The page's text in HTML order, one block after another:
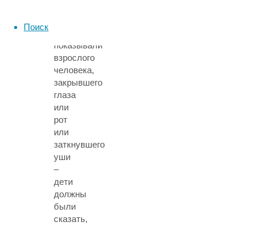
Поиск
показывали
взрослого
человека,
закрывшего
глаза
или
рот
или
заткнувшего
уши
–
дети
должны
были
сказать,